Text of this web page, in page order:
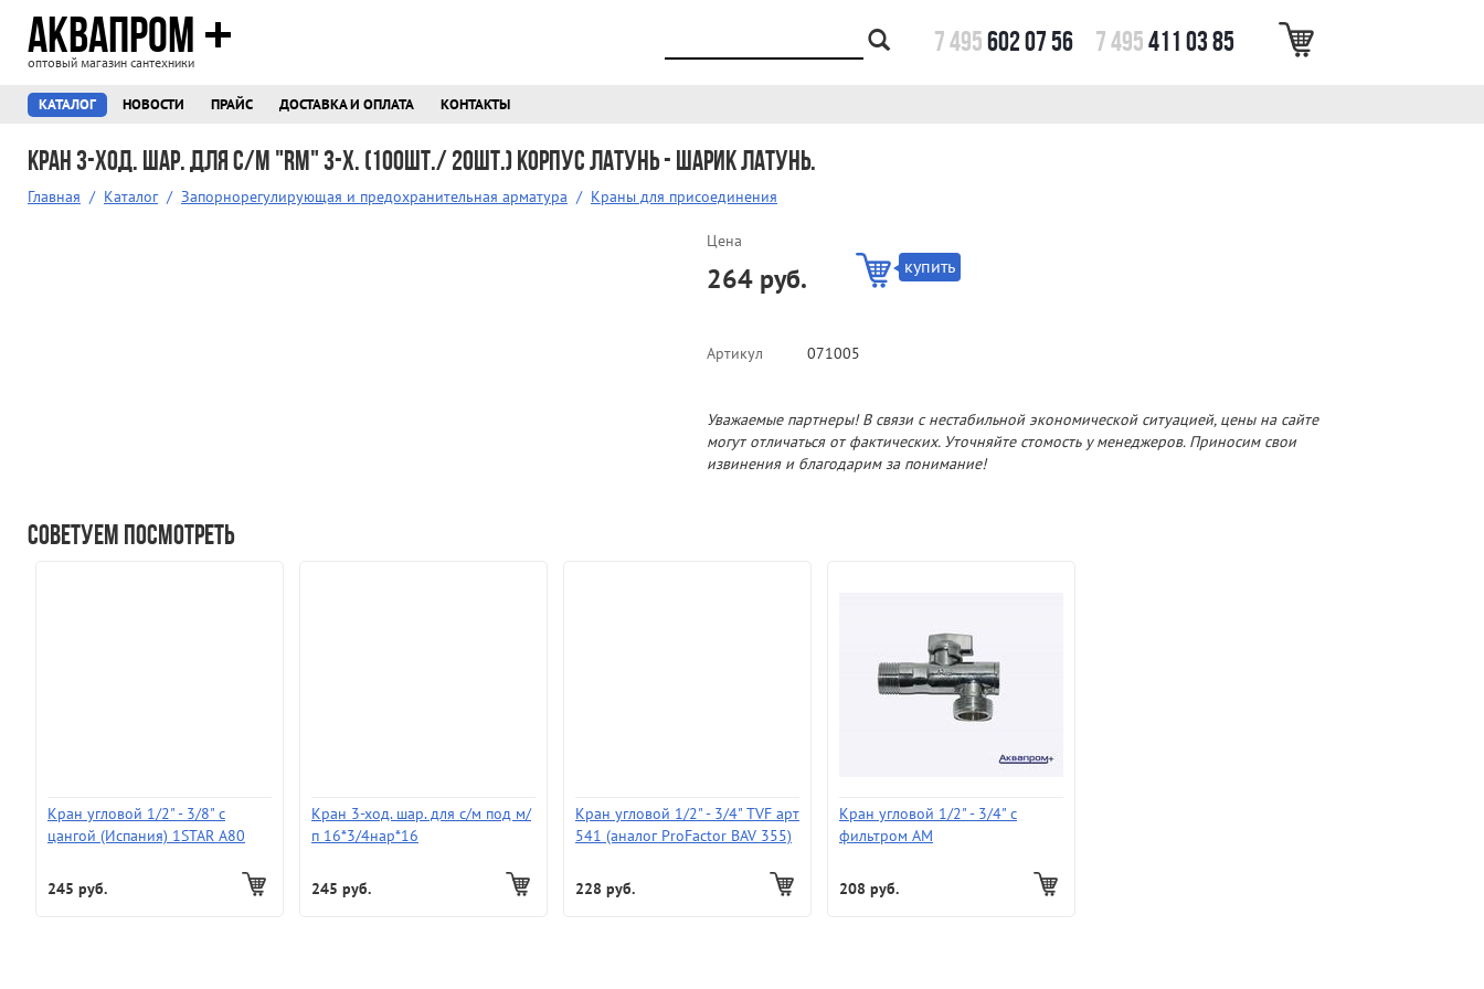
7 495602 07 56 7 495411 03 85
АКВАПРОМ
оптовый магазин сантехники
КАТАЛОГ НОВОСТИ ПРАЙС ДОСТАВКА И ОПЛАТА КОНТАКТЫ
Кран 3-ход. шар. для с/м "RM" 3-х. (100шт./ 20шт.) корпус латунь - шарик латунь.
Главная / Каталог / Запорнорегулирующая и предохранительная арматура / Краны для присоединения
Цена
264 руб. купить
Артикул 071005
Уважаемые партнеры! В связи с нестабильной экономической ситуацией, цены на сайте
могут отличаться от фактических. Уточняйте стомость у менеджеров. Приносим свои
извинения и благодарим за понимание!
Советуем посмотреть
Кран угловой 1/2" - 3/8" с
цангой (Испания) 1STAR A80
245 руб.
Кран 3-ход. шар. для с/м под м/
п 16*3/4нар*16
245 руб.
Кран угловой 1/2" - 3/4" TVF арт
541 (аналог ProFactor BAV 355)
228 руб.
Кран угловой 1/2" - 3/4" c
фильтром АМ
208 руб.